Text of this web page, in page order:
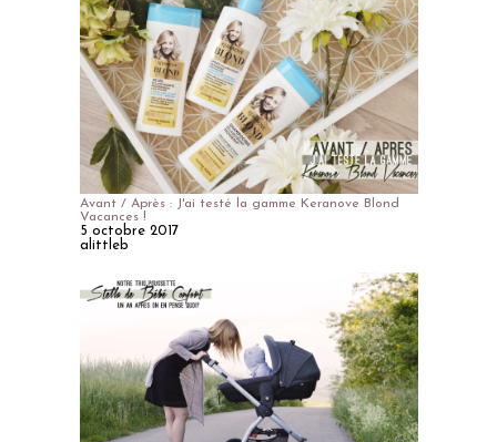
Avant / Après : J'ai testé la gamme Keranove Blond
Vacances !
5 octobre 2017
alittleb